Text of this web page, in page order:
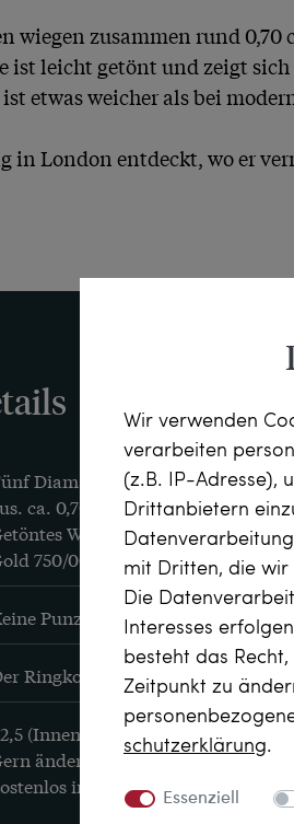
wiegen zusammen rund 0,70
ist leicht getönt und zeigt
etwas weicher als bei
in London entdeckt, wo er
Diamanten im Altschliff (Old
ca. 0,70 ct, Leicht getöntes
Weiß+ (Top Cape, K), vsi-pi
750/000, entspricht 18 Karat
Punzen oder Stempel
Ringkopf max. 6,1 mm breit
(Innenumfang in mm), entspr.
ändert unser Goldschmied
in der Größe.
Wir verwenden
verarbeiten
(z.B. IP-Adresse),
Drittanbietern
mit Dritten, die wir
Die
Interesses
besteht das
Zeitpunkt zu
schutz­erklärung.
Essenziell